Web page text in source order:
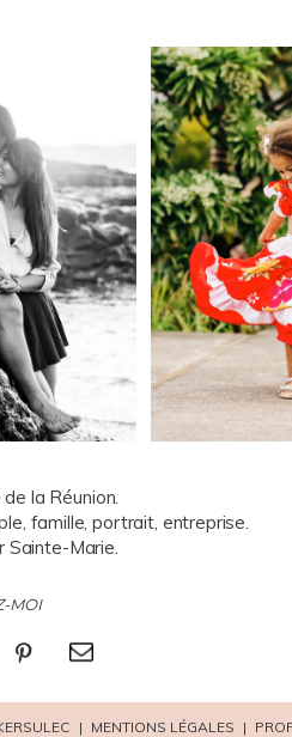
la Réunion.
famille, portrait, entreprise.
Sainte-Marie.
MOI
| MENTIONS LÉGALES |